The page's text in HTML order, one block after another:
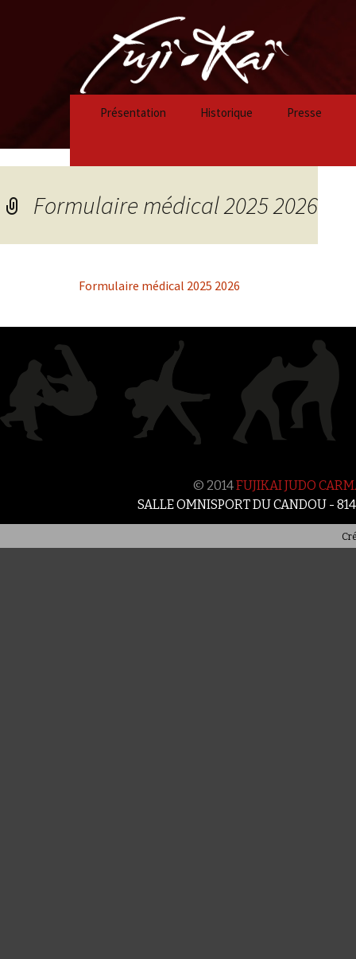
Présentation Historique
Historique 2019/2020
Historique 2018/2019
Historique 2017-2018
Historique 2016-2017
Historique 2015-2016
Presse
Formulaire médical 2025 2026
Formulaire médical 2025 2026
© 2014FUJIKAI JUDO
SALLE OMNISPORT DU CANDOU -